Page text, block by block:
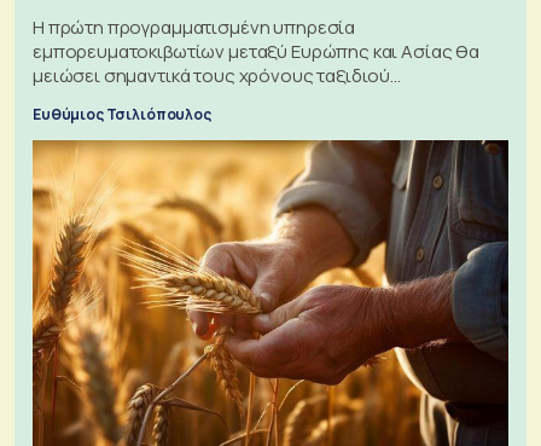
Η πρώτη προγραμματισμένη υπηρεσία
εμπορευματοκιβωτίων μεταξύ Ευρώπης και Ασίας θα
μειώσει σημαντικά τους χρόνους ταξιδιού
χρησιμοποιώντας την Αρκτική ως πλωτή οδό
Ευθύμιος Τσιλιόπουλος